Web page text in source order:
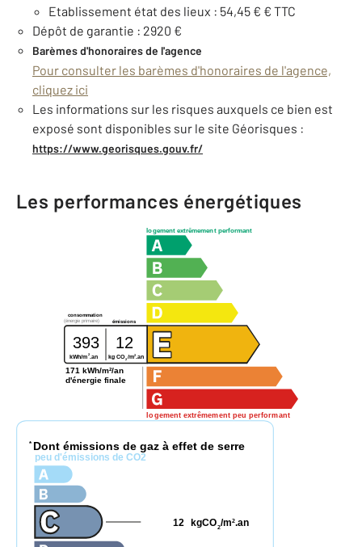
Etablissement état des lieux : 54,45 € € TTC
Dépôt de garantie : 2920 €
Barèmes d'honoraires de l'agence
Pour consulter les barèmes d'honoraires de l'agence,
cliquez ici
Les informations sur les risques auxquels ce bien est
exposé sont disponibles sur le site Géorisques :
https://www.georisques.gouv.fr/
Les performances énergétiques
logement extrêmement performant
logement extrêmement peu performant
consommation
émissions
(énergie primaire)
393 12
kWh/m2.an kg CO2/m2 .an
171 kWh/m²/an
d'énergie finale
* Dont émissions de gaz à effet de serre
peu d'émissions de CO2
kgCO2/m2.an
12